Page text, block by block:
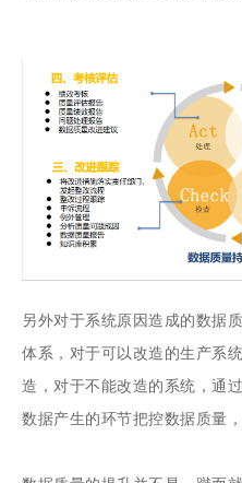
另外对于系统原因造成的数据
体系，对于可以改造的生产系
造，对于不能改造的系统，通
数据产生的环节把控数据质量